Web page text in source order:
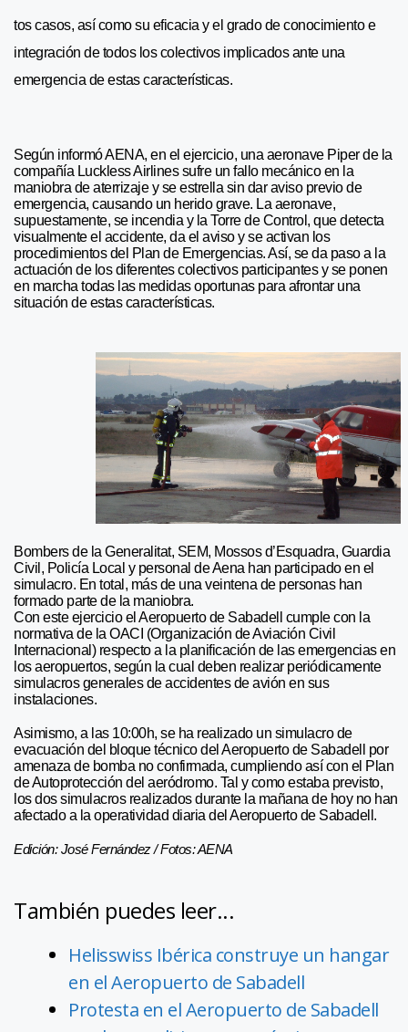
tos casos, así como su eficacia y el grado de conocimiento e
integración de todos los colectivos implicados ante una
emergencia de estas características.
Según informó AENA, en el ejercicio, una aeronave Piper de la
compañía Luckless Airlines sufre un fallo mecánico en la
maniobra de aterrizaje y se estrella sin dar aviso previo de
emergencia, causando un herido grave. La aeronave,
supuestamente, se incendia y la Torre de Control, que detecta
visualmente el accidente, da el aviso y se activan los
procedimientos del Plan de Emergencias. Así, se da paso a la
actuación de los diferentes colectivos participantes y se ponen
en marcha todas las medidas oportunas para afrontar una
situación de estas características.
Bombers de la Generalitat, SEM, Mossos d’Esquadra, Guardia
Civil, Policía Local y personal de Aena han participado en el
simulacro. En total, más de una veintena de personas han
formado parte de la maniobra.
Con este ejercicio el Aeropuerto de Sabadell cumple con la
normativa de la OACI (Organización de Aviación Civil
Internacional) respecto a la planificación de las emergencias en
los aeropuertos, según la cual deben realizar periódicamente
simulacros generales de accidentes de avión en sus
instalaciones.
Asimismo, a las 10:00h, se ha realizado un simulacro de
evacuación del bloque técnico del Aeropuerto de Sabadell por
amenaza de bomba no confirmada, cumpliendo así con el Plan
de Autoprotección del aeródromo. Tal y como estaba previsto,
los dos simulacros realizados durante la mañana de hoy no han
afectado a la operatividad diaria del Aeropuerto de Sabadell.
Edición: José Fernández / Fotos: AENA
También puedes leer...
Helisswiss Ibérica construye un hangar
en el Aeropuerto de Sabadell
Protesta en el Aeropuerto de Sabadell